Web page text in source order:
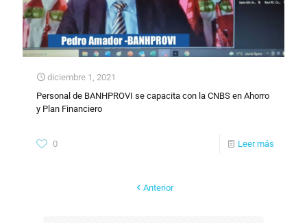
diciembre 1, 2021
Personal de BANHPROVI se capacita con la CNBS en Ahorro
y Plan Financiero
0 Leer más
Anterior